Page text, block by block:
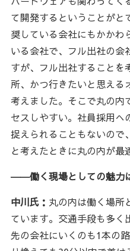
て開発するということがと
奨している会社にもかかわ
いる会社で、フル出社の会
すが、フル出社することを
所、かつ行きたいと思える
考えました。そこで丸の内
セスしやすい。社員採用へ
捉えられることもないので
と考えたときに丸の内が最
――働く現場としての魅力
中川氏： 丸の内は働く場所
ています。交通手段も多く
先の会社にいくのも1本の